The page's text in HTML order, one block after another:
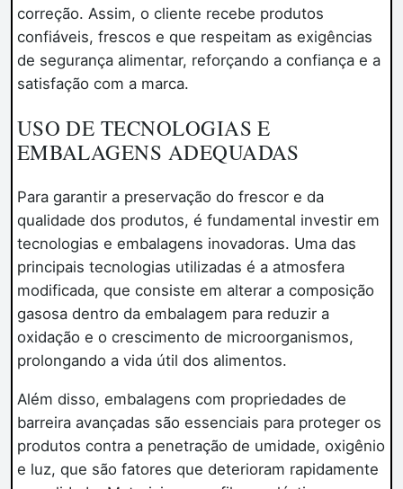
correção. Assim, o cliente recebe produtos
confiáveis, frescos e que respeitam as exigências
de segurança alimentar, reforçando a confiança e a
satisfação com a marca.
USO DE TECNOLOGIAS E
EMBALAGENS ADEQUADAS
Para garantir a preservação do frescor e da
qualidade dos produtos, é fundamental investir em
tecnologias e embalagens inovadoras. Uma das
principais tecnologias utilizadas é a atmosfera
modificada, que consiste em alterar a composição
gasosa dentro da embalagem para reduzir a
oxidação e o crescimento de microorganismos,
prolongando a vida útil dos alimentos.
Além disso, embalagens com propriedades de
barreira avançadas são essenciais para proteger os
produtos contra a penetração de umidade, oxigênio
e luz, que são fatores que deterioram rapidamente